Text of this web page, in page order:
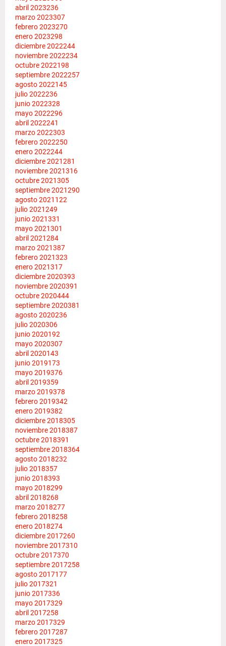
abril 2023236
marzo 2023307
febrero 2023270
enero 2023298
diciembre 2022244
noviembre 2022234
octubre 2022198
septiembre 2022257
agosto 2022145
julio 2022236
junio 2022328
mayo 2022296
abril 2022241
marzo 2022303
febrero 2022250
enero 2022244
diciembre 2021281
noviembre 2021316
octubre 2021305
septiembre 2021290
agosto 2021 122
julio 2021249
junio 2021331
mayo 2021301
abril 2021284
marzo 2021387
febrero 2021323
enero 2021317
diciembre 2020393
noviembre 2020391
octubre 2020444
septiembre 2020381
agosto 2020236
julio 2020306
junio 2020192
mayo 2020307
abril 2020143
junio 2019173
mayo 2019376
abril 2019359
marzo 2019378
febrero 2019342
enero 2019382
diciembre 2018305
noviembre 2018387
octubre 2018391
septiembre 2018364
agosto 2018232
julio 2018357
junio 2018393
mayo 2018299
abril 2018268
marzo 2018277
febrero 2018258
enero 2018274
diciembre 2017260
noviembre 2017310
octubre 2017370
septiembre 2017258
agosto 2017177
julio 2017321
junio 2017336
mayo 2017329
abril 2017258
marzo 2017329
febrero 2017287
enero 2017325